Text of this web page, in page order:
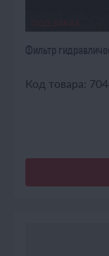
ПОД ЗАКАЗ
Фильтр
Код товара: